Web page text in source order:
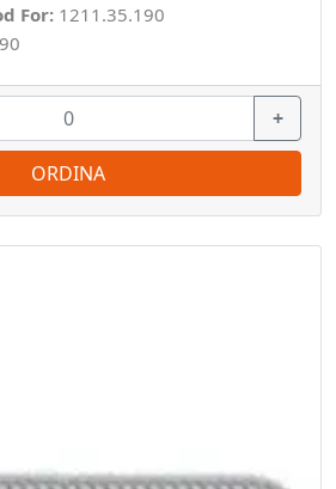
For: 1211.35.190
+
ORDINA